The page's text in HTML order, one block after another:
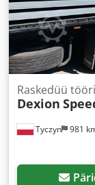
Tyczyn 981
Raskedüü
Dexion